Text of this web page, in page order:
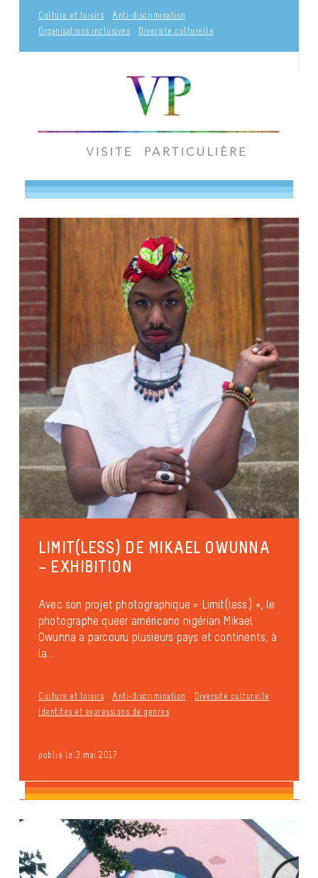
Culture et loisirs
Anti-discrimination
Organisations inclusives
Diversité culturelle
LIMIT(LESS) DE MIKAEL OWUNNA
– EXHIBITION
Avec son projet photographique « Limit(less) », le
photographe queer américano nigérian Mikael
Owunna a parcouru plusieurs pays et continents, à
la...
Culture et loisirs Anti-discrimination
Diversité culturelle
Identités et expressions de genres
publié le 3 mai 2017